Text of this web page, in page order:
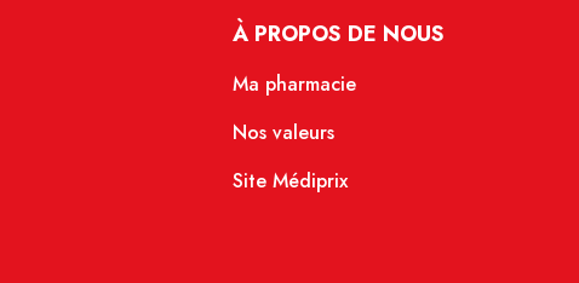
À PROPOS DE NOUS
Ma pharmacie
Nos valeurs
Site Médiprix